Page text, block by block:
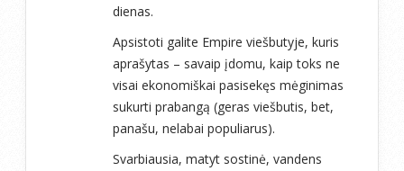
dienas.
Apsistoti galite Empire viešbutyje, kuris
aprašytas – savaip įdomu, kaip toks ne
visai ekonomiškai pasisekęs mėginimas
sukurti prabangą (geras viešbutis, bet,
panašu, nelabai populiarus).
Svarbiausia, matyt sostinė, vandens